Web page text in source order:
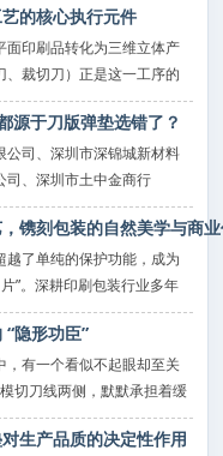
会增加耗材成本和设备损
的核心执行元件
面印刷品转化为三维立体产
裁切刀）正是这一工序的
口的细钢条，却直接决定了
多印刷企业遇到切口毛
源于刀版弹垫选错了？
公司、深圳市深锦城新材料
司、深圳市土中金商行
被视为 "不起眼的小配件"，
垫回弹不稳定，28% 因规
镌刻包装的自然美学与商
了单纯的保护功能，成为
”。深耕印刷包装行业多年
将家装领域备受青睐的
出隐形功臣”
，有一个看似不起眼却至关
切刀线两侧，默默承担着缓
、提升生产效率的 “隐形
生产品质的决定性作用